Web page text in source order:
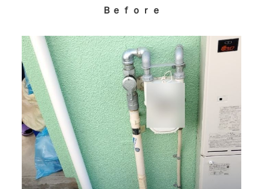
Ｂｅｆｏｒｅ